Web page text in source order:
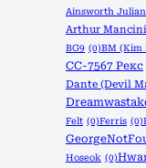
Ainsworth Julian
Arthur Mancini
BG9 (0)BM (Kim
CC-7567 Рекс
Dante (Devil
Felt (0)Ferris (0)
Hoseok (0)